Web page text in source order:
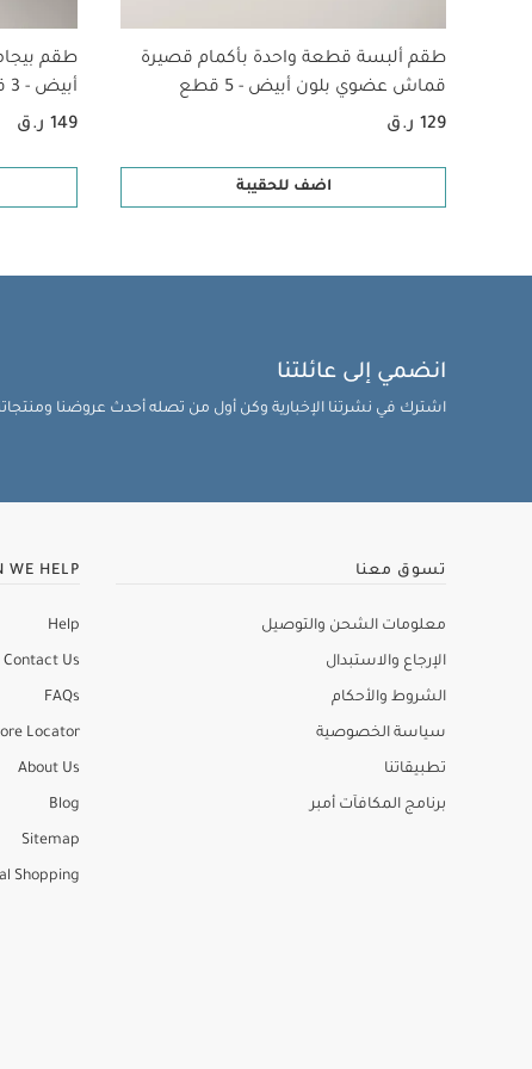
طقم ألبسة قطعة واحدة بأكمام قصيرة
قماش عضوي بلون أبيض - 5 قطع
129 ر.ق
اضف للحقيبة
طقم
أبيض - 3 قطع
149 ر.ق
انضمي إلى عائلتنا
اشترك في نشرتنا الإخبارية وكن أول من تصله أحدث عروضنا
تسوق معنا
معلومات الشحن والتوصيل
الإرجاع والاستبدال
الشروط والأحكام
سياسة الخصوصية
تطبيقاتنا
برنامج المكافآت أمبر
WE HELP
Help
Contact Us
FAQs
Locator
About Us
Blog
Sitemap
Shopping